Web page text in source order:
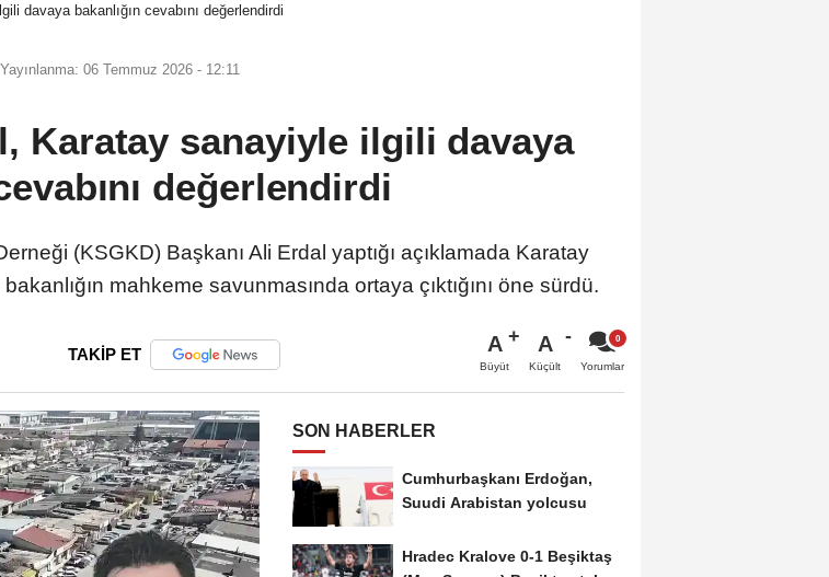
davaya bakanlığın cevabını değerlendirdi
Yayınlanma: 06 Temmuz 2026 - 12:11
Karatay sanayiyle ilgili davaya
değerlendirdi
(KSGKD) Başkanı Ali Erdal yaptığı açıklamada Karatay
mahkeme savunmasında ortaya çıktığını öne sürdü.
TAKİP ET A
Büyüt
A
Küçült Yorumlar
SON HABERLER
Cumhurbaşkanı Erdoğan,
Suudi Arabistan yolcusu
Hradec Kralove 0-1 Beşiktaş